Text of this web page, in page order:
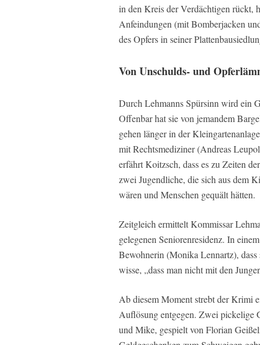
in den Kreis der Verdächtigen rückt,
Anfeindungen (mit Bomberjacken
des Opfers in seiner
Von Unschulds- und
Durch Lehmanns Spürsinn wird ein
Offenbar hat sie von jemandem
gehen länger in der
mit Rechtsmediziner (Andreas
erfährt Koitzsch, dass es zu Zeiten
zwei Jugendliche, die sich aus dem
wären und Menschen gequält hätten.
Zeitgleich ermittelt Kommissar
gelegenen Seniorenresidenz. In
Bewohnerin (Monika Lennartz),
wisse, „dass man nicht mit den
Ab diesem Moment strebt der Krimi
Auflösung entgegen. Zwei pickelige
und Mike, gespielt von Florian